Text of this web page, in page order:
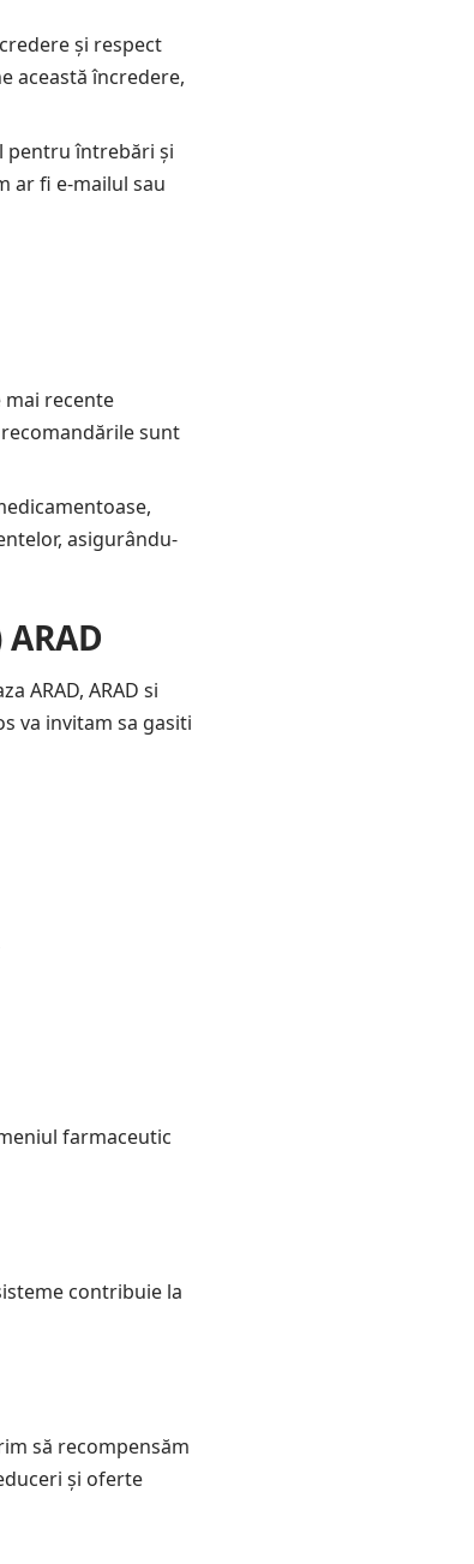
și respect
această încredere,
pentru întrebări și
ar fi e-mailul sau
mai recente
sunt
asigurându-
ARAD, ARAD si
va invitam sa gasiti
farmaceutic
contribuie la
să recompensăm
și oferte